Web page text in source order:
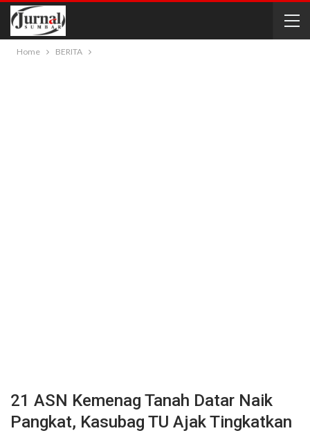
Home BERITA
21 ASN Kemenag Tanah Datar Naik
Pangkat, Kasubag TU Ajak Tingkatkan